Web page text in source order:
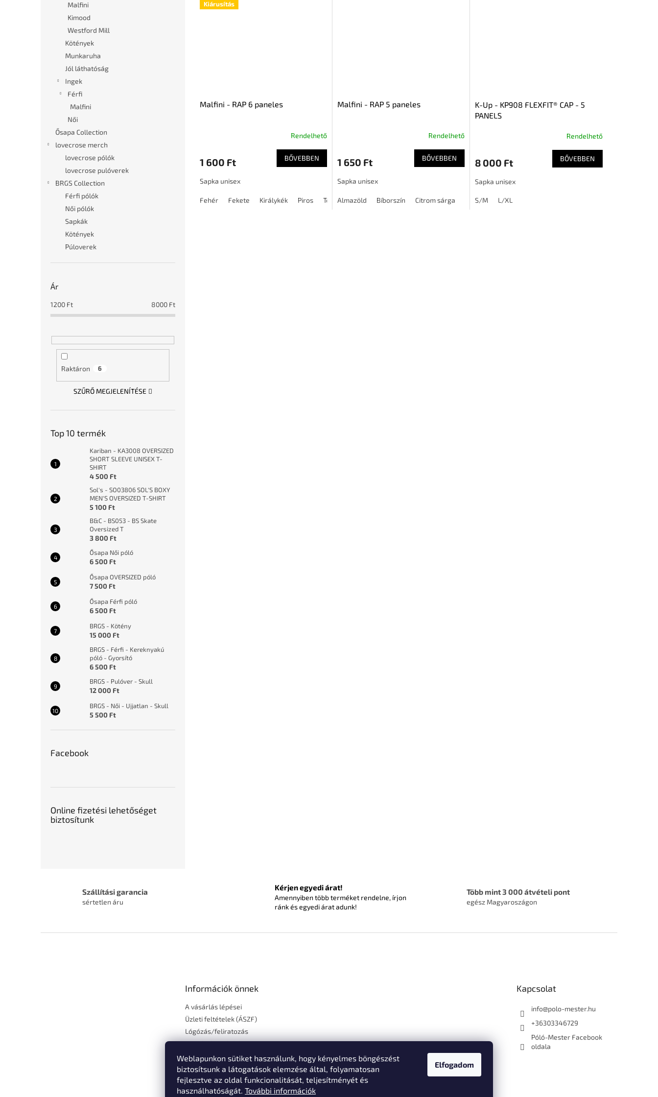
Weblapunkon sütiket használunk, hogy kényelmes böngészést
biztosítsunk a látogatások elemzése által, folyamatosan
fejlesztve az oldal funkcionalitását, teljesítményét és
használhatóságát. További információk
Elfogadom
Malfini
Kimood
Westford Mill
Kötények
Munkaruha
Jól láthatóság
Ingek
Férfi
Malfini
Női
Ősapa Collection
lovecrose merch
lovecrose pólók
lovecrose pulóverek
BRGS Collection
Férfi pólók
Női pólók
Sapkák
Kötények
Púloverek
Ár
1200 Ft 8000 Ft
Raktáron 6
SZŰRŐ MEGJELENÍTÉSE
Top 10 termék
Kariban - KA3008 OVERSIZED
SHORT SLEEVE UNISEX T-
SHIRT
4 500 Ft
Sol's - SO03806 SOL'S BOXY
MEN'S OVERSIZED T-SHIRT
5 100 Ft
B&C - BS053 - BS Skate
Oversized T
3 800 Ft
Ősapa Női póló
6 500 Ft
Ősapa OVERSIZED póló
7 500 Ft
Ősapa Férfi póló
6 500 Ft
BRGS - Kötény
15 000 Ft
BRGS - Férfi - Kereknyakú
póló - Gyorsító
6 500 Ft
BRGS - Pulóver - Skull
12 000 Ft
BRGS - Női - Ujjatlan - Skull
5 500 Ft
Facebook
Online fizetési lehetőséget
biztosítunk
Kiárusítás
Malfini - RAP 6 paneles
Rendelhető
1 600 Ft BŐVEBBEN
Sapka unisex
Fehér Fekete Királykék Piros Tengerészkék
Malfini - RAP 5 paneles
Rendelhető
1 650 Ft BŐVEBBEN
Sapka unisex
Almazöld Bíborszín Citrom sárga Fehér Fekete
K-Up - KP908 FLEXFIT® CAP - 5
PANELS
Rendelhető
8 000 Ft BŐVEBBEN
Sapka unisex
S/M L/XL
Szállítási garancia
sértetlen áru
Kérjen egyedi árat!
Amennyiben több terméket rendelne, írjon
ránk és egyedi árat adunk!
Több mint 3 000 átvételi pont
egész Magyaroszágon
Információk önnek
A vásárlás lépései
Üzleti feltételek (ÁSZF)
Lógózás/feliratozás
Fizetés és szállítás
Elérhetőségek
Vásárlási Feltételek
Adatvédelmi nyilatkozat
Kapcsolat
info@polo-mester.hu
+36303346729
Póló-Mester Facebook
oldala